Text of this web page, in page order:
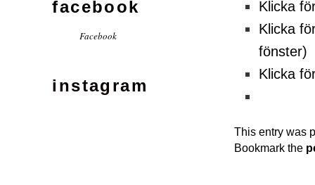
Klicka
Klicka
fönster)
Klicka
This entry was
Bookmark the
facebook
Facebook
instagram